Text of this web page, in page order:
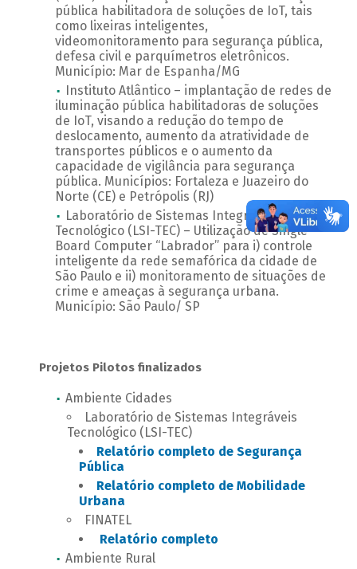
pública habilitadora de soluções de IoT, tais
como lixeiras inteligentes,
videomonitoramento para segurança pública,
defesa civil e parquímetros eletrônicos.
Município: Mar de Espanha/MG
Instituto Atlântico – implantação de redes de
iluminação pública habilitadoras de soluções
de IoT, visando a redução do tempo de
deslocamento, aumento da atratividade de
transportes públicos e o aumento da
capacidade de vigilância para segurança
pública. Municípios: Fortaleza e Juazeiro do
Norte (CE) e Petrópolis (RJ)
Laboratório de Sistemas Integráveis
Tecnológico (LSI-TEC) – Utilização de Single
Board Computer “Labrador” para i) controle
inteligente da rede semafórica da cidade de
São Paulo e ii) monitoramento de situações de
crime e ameaças à segurança urbana.
Município: São Paulo/ SP
Projetos Pilotos finalizados
Ambiente Cidades
Laboratório de Sistemas Integráveis
Tecnológico (LSI-TEC)
Relatório completo de Segurança
Pública
Relatório completo de Mobilidade
Urbana
FINATEL
Relatório completo
Ambiente Rural